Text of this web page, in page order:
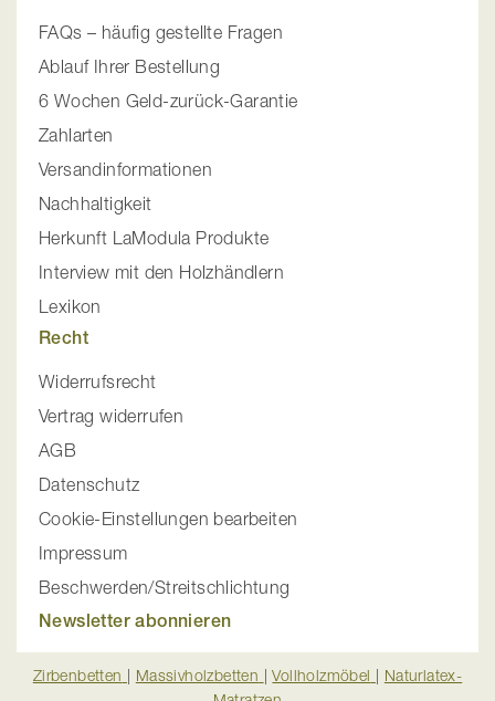
FAQs – häufig gestellte Fragen
Ablauf Ihrer Bestellung
6 Wochen Geld-zurück-Garantie
Zahlarten
Versandinformationen
Nachhaltigkeit
Herkunft LaModula Produkte
Interview mit den Holzhändlern
Lexikon
Recht
Widerrufsrecht
Vertrag widerrufen
AGB
Datenschutz
Cookie-Einstellungen bearbeiten
Impressum
Beschwerden/Streitschlichtung
Newsletter abonnieren
Zirbenbetten | Massivholzbetten |Vollholzmöbel | Naturlatex-